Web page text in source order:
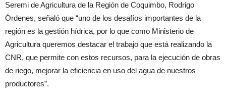
Seremi de Agricultura de la Región de Coquimbo, Rodrigo
Órdenes, señaló que “uno de los desafíos importantes de la
región es la gestión hídrica, por lo que como Ministerio de
Agricultura queremos destacar el trabajo que está realizando la
CNR, que permite con estos recursos, para la ejecución de obras
de riego, mejorar la eficiencia en uso del agua de nuestros
productores”.